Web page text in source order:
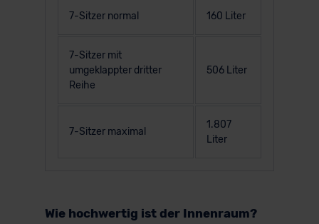
7-Sitzer normal 160 Liter
7-Sitzer mit
umgeklappter dritter
Reihe
506 Liter
7-Sitzer maximal
1.807
Liter
Wie hochwertig ist der Innenraum?